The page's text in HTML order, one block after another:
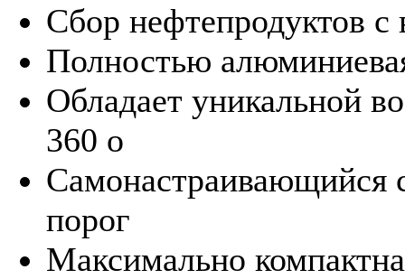
Сбор нефтепродуктов с
Полностью
Обладает уникальной
360 о
Самонастраивающийся
порог
Максимально